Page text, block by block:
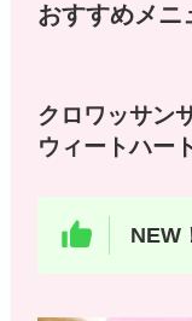
おすすめメニ
クロワッサン
ウィートハー
NEW